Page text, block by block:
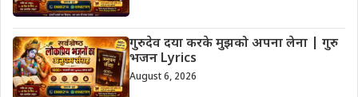
गुरुदेव दया करके मुझको अपना लेना | गुरु
भजन Lyrics
August 6, 2026